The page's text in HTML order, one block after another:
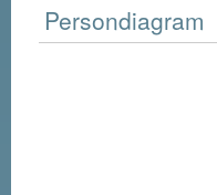
Persondiagram